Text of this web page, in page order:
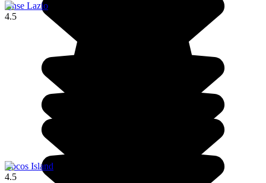
Anse Lazio
4.5
Cocos Island
4.5